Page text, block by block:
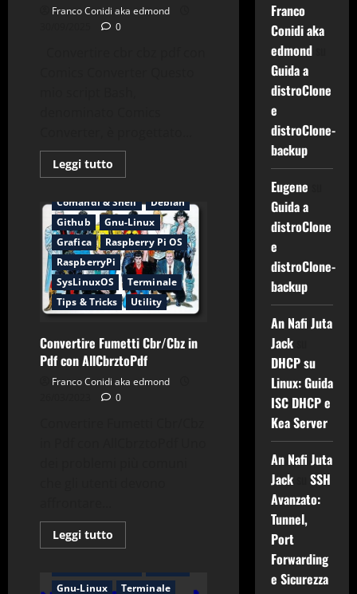
Franco Conidi aka edmond
0
Leggi tutto
di
Convertire
cbr
cbz
pdf
con
Comics
Converter
Applicazioni
Comandi & Shell
Debian
Github
Gnu-Linux
Grafica
Raspberry Pi OS
RaspberryPi
SysLinuxOS
Terminale
Tips & Tricks
Utility
Convertire Fumetti Cbr/Cbz in
Pdf con AllCbrztoPdf
Franco Conidi aka edmond
0
Leggi tutto
di
Convertire
Fumetti
Applicazioni
Browser
Gnu-Linux
Terminale
Franco
Conidi aka
edmondsu
Guida a
distroClone
e
distroClone-
backup
Eugene
Guida a
distroClone
e
distroClone-
backup
An Nafi Juta
Jacksu
DHCP su
Linux: Guida
ISC DHCP e
Kea Server
An Nafi Juta
Jacksu SSH
Avanzato:
Tunnel,
Port
Forwarding
e Sicurezza